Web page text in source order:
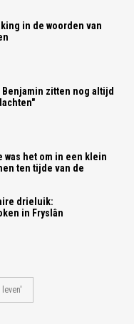
in de woorden van
zitten nog altijd
was het om in een klein
ten tijde van de
drieluik:
in Fryslân